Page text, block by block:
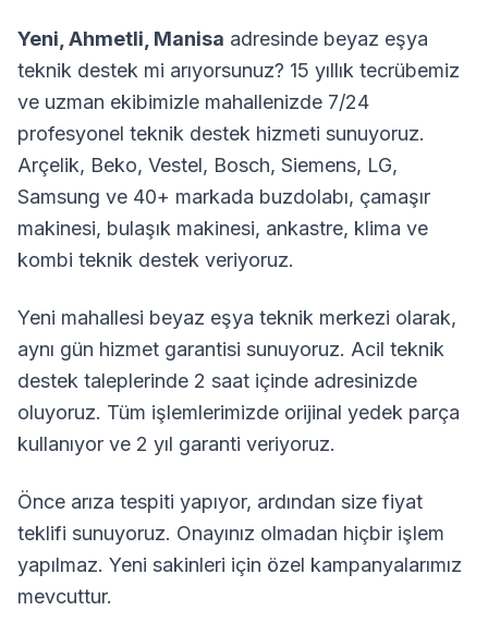
Yeni Ahmetli Manisa adresinde beyaz eşya
teknik destek mi arıyorsunuz? 15 yıllık tecrübemiz
ve uzman ekibimizle mahallenizde 7/24
profesyonel teknik destek hizmeti sunuyoruz.
Arçelik, Beko, Vestel, Bosch, Siemens, LG,
Samsung ve 40+ markada buzdolabı, çamaşır
makinesi, bulaşık makinesi, ankastre, klima ve
kombi teknik destek veriyoruz.
Yeni mahallesi beyaz eşya teknik merkezi olarak,
aynı gün hizmet garantisi sunuyoruz. Acil teknik
destek taleplerinde 2 saat içinde adresinizde
oluyoruz. Tüm işlemlerimizde orijinal yedek parça
kullanıyor ve 2 yıl garanti veriyoruz.
Önce arıza tespiti yapıyor, ardından size fiyat
teklifi sunuyoruz. Onayınız olmadan hiçbir işlem
yapılmaz. Yeni sakinleri için özel kampanyalarımız
mevcuttur.